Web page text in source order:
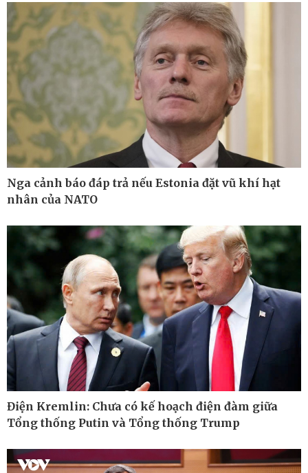
Pháp luật
Vụ án
Tin nóng
Tư vấn luật
Thể thao
Pickleball
Bóng đá quốc tế
Bóng đá Việt Nam
Thế giới thể thao
Lịch thi đấu bóng đá
eSports
Hậu trường
Nga cảnh báo đáp trả nếu Estonia đặt vũ khí hạt
nhân của NATO
Điện Kremlin: Chưa có kế hoạch điện đàm giữa
Tổng thống Putin và Tổng thống Trump